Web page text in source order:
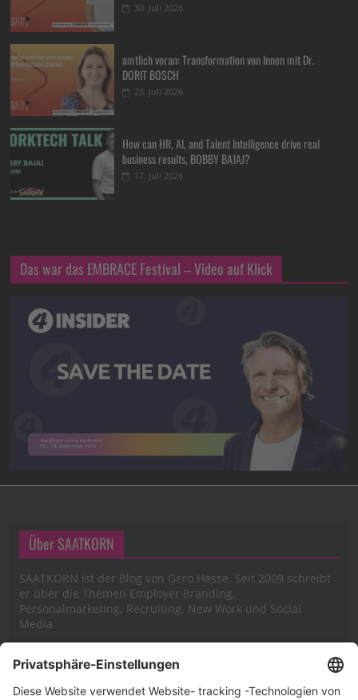
30. Juli 2026
amtlich voran: Transformation von Innen mit Dr.
DORIT BOSCH
23. Juli 2026
How can HR, AI, and Talent Intelligence drive real
business results, BOBBY BAJAJ?
17. Juli 2026
Das war das EMBRACE Festival – Video auf Klick
Über SAATKORN
SAATKORN ist der Blog von Gero Hesse. Seit 2009 schreibt
er über die Themen Employer Branding,
Personalmarketing, Recruiting, New Work und Social
Media.